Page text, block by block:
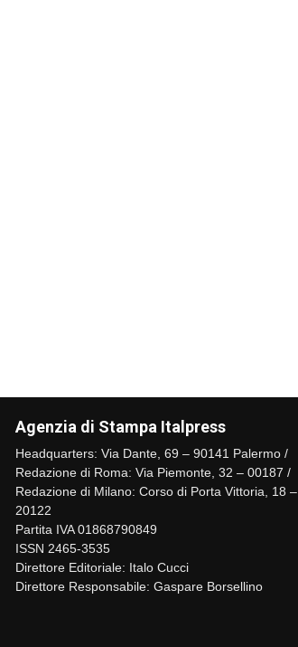
Agenzia di Stampa Italpress
Headquarters: Via Dante, 69 – 90141 Palermo /
Redazione di Roma: Via Piemonte, 32 – 00187 /
Redazione di Milano: Corso di Porta Vittoria, 18 –
20122
Partita IVA 01868790849
ISSN 2465-3535
Direttore Editoriale: Italo Cucci
Direttore Responsabile: Gaspare Borsellino